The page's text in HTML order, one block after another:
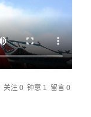
关注 0 钟意 1 留言 0